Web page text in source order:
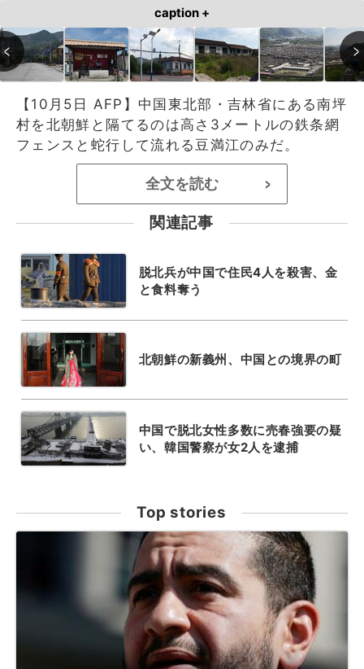
caption +
【10月5日 AFP】中国東北部・吉林省にある南坪
村を北朝鮮と隔てるのは高さ3メートルの鉄条網
フェンスと蛇行して流れる豆満江のみだ。
全文を読む >
関連記事
脱北兵が中国で住民4人を殺害、金
と食料奪う
北朝鮮の新義州、中国との境界の町
中国で脱北女性多数に売春強要の疑
い、韓国警察が女2人を逮捕
Top stories